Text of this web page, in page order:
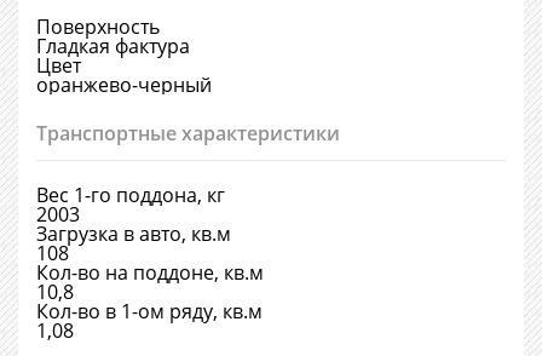
Поверхность
Гладкая фактура
Цвет
оранжево-черный
Транспортные характеристики
Вес 1-го поддона, кг
2003
Загрузка в авто, кв.м
108
Кол-во на поддоне, кв.м
10,8
Кол-во в 1-ом ряду, кв.м
1,08